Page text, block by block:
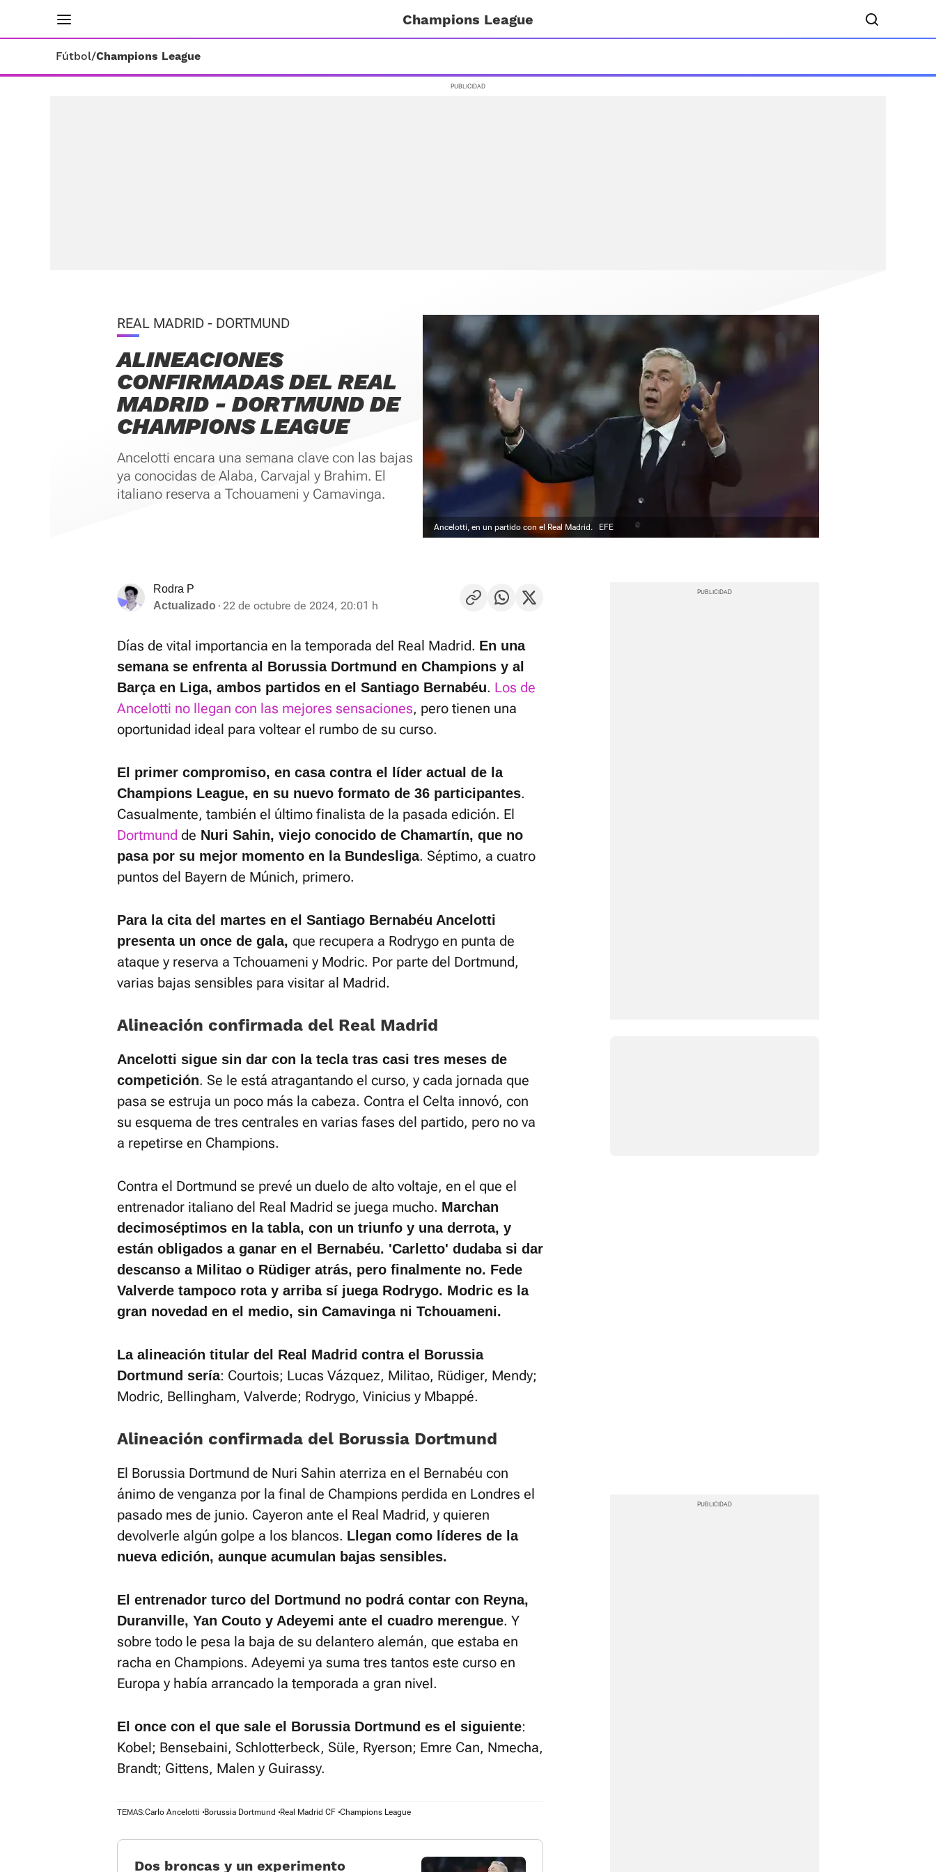
Champions League
Fútbol/Champions League
REAL MADRID - DORTMUND
ALINEACIONES
CONFIRMADAS DEL REAL
MADRID - DORTMUND DE
CHAMPIONS LEAGUE
Ancelotti encara una semana clave con las bajas
ya conocidas de Alaba, Carvajal y Brahim. El
italiano reserva a Tchouameni y Camavinga.
Ancelotti, en un partido con el Real Madrid. EFE
Rodra P
Actualizado
22 de octubre de 2024, 20:01 h
Días de vital importancia en la temporada del Real Madrid. En una
semana se enfrenta al Borussia Dortmund en Champions y al
Barça en Liga, ambos partidos en el Santiago Bernabéu. Los de
Ancelotti no llegan con las mejores sensaciones, pero tienen una
oportunidad ideal para voltear el rumbo de su curso.
El primer compromiso, en casa contra el líder actual de la
Champions League, en su nuevo formato de 36 participantes.
Casualmente, también el último finalista de la pasada edición. El
Dortmund de Nuri Sahin, viejo conocido de Chamartín, que no
pasa por su mejor momento en la Bundesliga. Séptimo, a cuatro
puntos del Bayern de Múnich, primero.
Para la cita del martes en el Santiago Bernabéu Ancelotti
presenta un once de gala, que recupera a Rodrygo en punta de
ataque y reserva a Tchouameni y Modric. Por parte del Dortmund,
varias bajas sensibles para visitar al Madrid.
Alineación confirmada del Real Madrid
Ancelotti sigue sin dar con la tecla tras casi tres meses de
competición. Se le está atragantando el curso, y cada jornada que
pasa se estruja un poco más la cabeza. Contra el Celta innovó, con
su esquema de tres centrales en varias fases del partido, pero no va
a repetirse en Champions.
Contra el Dortmund se prevé un duelo de alto voltaje, en el que el
entrenador italiano del Real Madrid se juega mucho. Marchan
decimoséptimos en la tabla, con un triunfo y una derrota, y
están obligados a ganar en el Bernabéu. 'Carletto' dudaba si dar
descanso a Militao o Rüdiger atrás, pero finalmente no. Fede
Valverde tampoco rota y arriba sí juega Rodrygo. Modric es la
gran novedad en el medio, sin Camavinga ni Tchouameni.
La alineación titular del Real Madrid contra el Borussia
Dortmund sería: Courtois; Lucas Vázquez, Militao, Rüdiger, Mendy;
Modric, Bellingham, Valverde; Rodrygo, Vinicius y Mbappé.
Alineación confirmada del Borussia Dortmund
El Borussia Dortmund de Nuri Sahin aterriza en el Bernabéu con
ánimo de venganza por la final de Champions perdida en Londres el
pasado mes de junio. Cayeron ante el Real Madrid, y quieren
devolverle algún golpe a los blancos. Llegan como líderes de la
nueva edición, aunque acumulan bajas sensibles.
El entrenador turco del Dortmund no podrá contar con Reyna,
Duranville, Yan Couto y Adeyemi ante el cuadro merengue. Y
sobre todo le pesa la baja de su delantero alemán, que estaba en
racha en Champions. Adeyemi ya suma tres tantos este curso en
Europa y había arrancado la temporada a gran nivel.
El once con el que sale el Borussia Dortmund es el siguiente:
Kobel; Bensebaini, Schlotterbeck, Süle, Ryerson; Emre Can, Nmecha,
Brandt; Gittens, Malen y Guirassy.
TEMAS:Carlo Ancelotti Borussia Dortmund Real Madrid CF Champions League
Dos broncas y un experimento